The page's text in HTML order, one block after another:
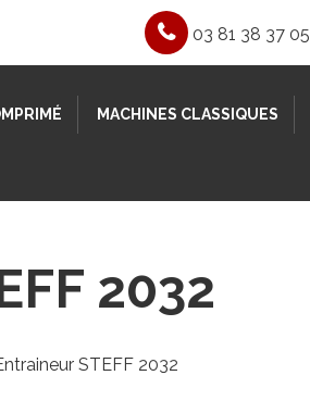
03 81 38 37 05
MACHINES CLASSIQUES
2032
STEFF 2032